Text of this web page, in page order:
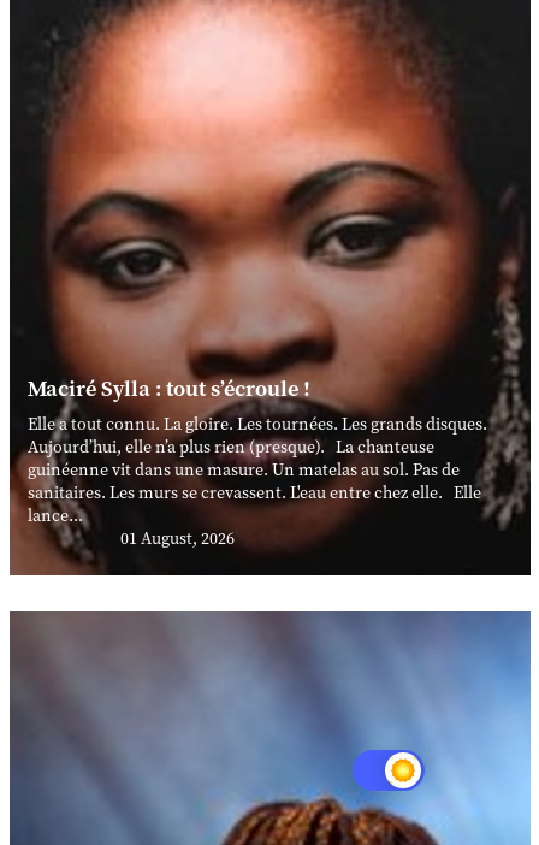
Maciré Sylla : tout s’écroule !
Elle a tout connu. La gloire. Les tournées. Les grands disques.
Aujourd’hui, elle n’a plus rien (presque). La chanteuse
guinéenne vit dans une masure. Un matelas au sol. Pas de
sanitaires. Les murs se crevassent. L'eau entre chez elle. Elle
lance...
01 August, 2026